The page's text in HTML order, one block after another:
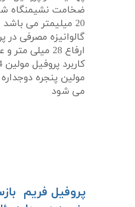
20 میلیمتر می باشد
ارفاع 28 میلی متر و عرض26 میلی متر باشد .
مولین پنجره
می شود ​​​​​​​